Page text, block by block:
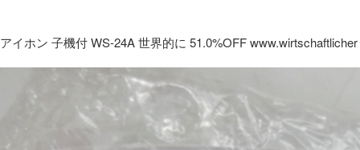
アイホン 子機付 WS-24A 世界的に 51.0%OFF www.wirtschaftlicher